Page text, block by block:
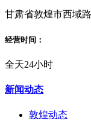
甘肃省敦煌市西域
经营时间：
全天24小时
新闻动态
敦煌动态